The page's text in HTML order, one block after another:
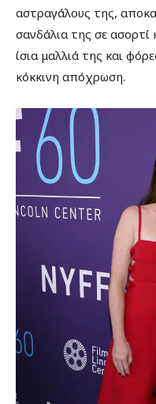
αστραγάλους της,
σανδάλια της σε
ίσια μαλλιά της και
κόκκινη απόχρωση.